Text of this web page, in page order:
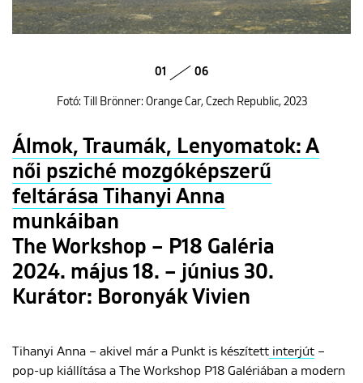
01 06
Fotó: Till Brönner: Orange Car, Czech Republic, 2023
Álmok, Traumák, Lenyomatok: A
női psziché mozgóképszerű
feltárása Tihanyi Anna
munkáiban
The Workshop – P18 Galéria
2024. május 18. – június 30.
Kurátor: Boronyák Vivien
Tihanyi Anna – akivel már a Punkt is készített interjút –
pop-up kiállítása a The Workshop P18 Galériában a modern